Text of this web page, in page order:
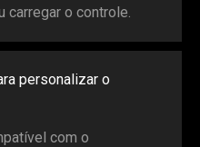
carregar o controle.
personalizar o
com o